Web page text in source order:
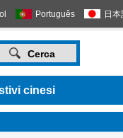
Português 日本
cinesi